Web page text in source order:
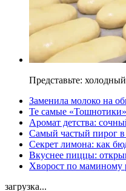
Представьте:
Заменила молоко на
Те самые
Аромат детства:
Самый частый пирог в
Секрет лимона: как
Вкуснее пиццы:
Хворост по маминому
загрузка...